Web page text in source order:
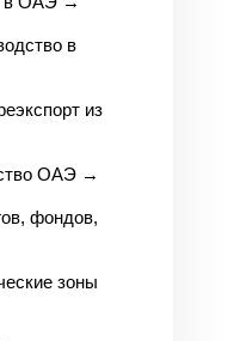
в
из
ОАЭ →
фондов,
зоны